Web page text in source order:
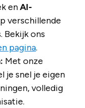
enAI-
verschillende
Bekijk ons
pagina.
Met onze
je snel je eigen
volledig